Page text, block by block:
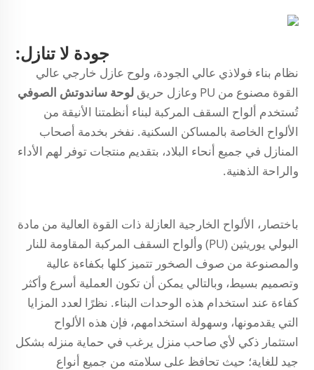
جودة لا تنازل:
نظام بناء فولاذي عالي الجودة، ولوح عازل خارجي عالي
القوة مصنوع من PU وعازل حريق
لوحة ساندوتش الصوفي
تُستخدم ألواح السقف المركبة لبناء أنظمتنا الأنيقة من
الألواح الخاصة بالمساكن السكنية. نفخر بخدمة أصحاب
المنازل في جميع أنحاء البلاد، بتقديم منتجات توفر لهم الأداء
والراحة الذهنية.
باختصار، الألواح الخارجية العازلة ذات القوة العالية من مادة
البولي يوريثين (PU) وألواح السقف المركبة المقاومة للنار
والمصنوعة من صوف الصخور تتميز كلها بكفاءة عالية
وتصميم بسيط، وبالتالي يمكن أن تكون العملية أسرع وأكثر
كفاءة عند استخدام هذه الوحدات البناء. نظرًا لعدد المزايا
التي يقدمونها، وسهولة استخدامهم، فإن هذه الألواح
استثمار ذكي لأي صاحب منزل يرغب في حماية منزله بشكل
جيد للغاية؛ حيث تحافظ على سلامته من جميع أنواع